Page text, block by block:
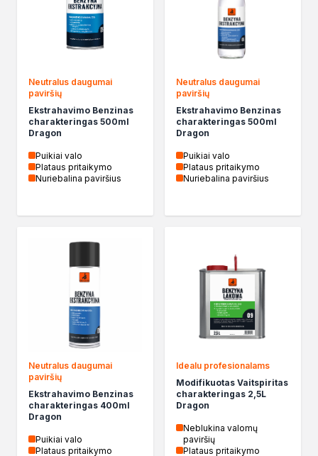
Środki bioochronne
Środki czyszczące
Ochrona i dekoracja
Farby w aerozolu
Impregnaty dekoracyjny do drewna
Lakiery
Żywica epoksydowa
Impregnaty specjalistyczne
Impregnaty do drewna konstrukcyjnego
Masy szpachlowe budowlane
Impregnacja
Impregnaty specjalistyczne
Impregnaty do drewna konstrukcyjnego
Impregnaty dekoracyjny do drewna
Projekty DIY
Żywice
Lakiery dekoracyjne
Domowe porządki
Artykuły sezonowe
Neutralus daugumai
paviršių
Ekstrahavimo Benzinas
charakteringas 500ml
Dragon
Puikiai valo
Plataus pritaikymo
Nuriebalina paviršius
Neutralus daugumai
paviršių
Ekstrahavimo Benzinas
charakteringas 500ml
Dragon
Puikiai valo
Plataus pritaikymo
Nuriebalina paviršius
Neutralus daugumai
paviršių
Ekstrahavimo Benzinas
charakteringas 400ml
Dragon
Puikiai valo
Plataus pritaikymo
Idealu profesionalams
Modifikuotas Vaitspiritas
charakteringas 2,5L
Dragon
Neblukina valomų
paviršių
Plataus pritaikymo